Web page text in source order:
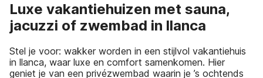
Luxe vakantiehuizen met sauna,
jacuzzi of zwembad in llanca
Stel je voor: wakker worden in een stijlvol vakantiehuis
in llanca, waar luxe en comfort samenkomen. Hier
geniet je van een privézwembad waarin je ’s ochtends